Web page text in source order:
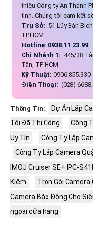
thiệu Công ty An Thành
tình. Chúng tôi cam kết
Trụ Sở: 51 Lũy Bán
TP.HCM
Hotline: 0938.11.23.99
Chi Nhánh 1: 445/38
Tân, TP HCM
Kỹ Thuật: 0906.855.330
Điện Thoại: (028)
Thông Tin:
Dự Án Lắp
Tôi Đã Thi Công
Công
Uy Tín
Công Ty Lắp
Công Ty Lắp Camera
IMOU Cruiser SE+ IPC-
Kiệm
Trọn Gói Camera
Camera Báo Động Cho
ngoài cửa hàng